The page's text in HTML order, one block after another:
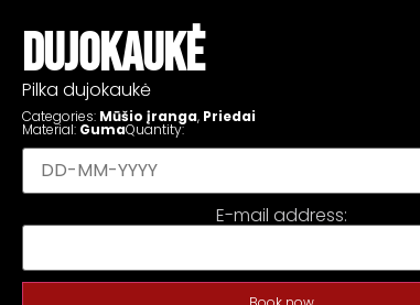
DUJOKAUKĖ
Pilka dujokaukė
Categories: Mūšio įranga, Priedai
Material: GumaQuantity:
E-mail address: